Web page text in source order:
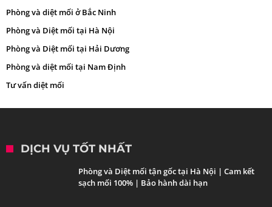
Phòng và diệt mối ở Bắc Ninh
Phòng và Diệt mối tại Hà Nội
Phòng và Diệt mối tại Hải Dương
Phòng và diệt mối tại Nam Định
Tư vấn diệt mối
DỊCH VỤ TỐT NHẤT
Phòng và Diệt mối tận gốc tại Hà Nội | Cam kết
sạch mối 100% | Bảo hành dài hạn